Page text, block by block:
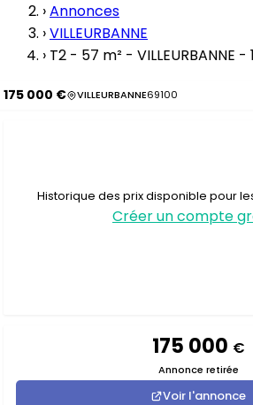
›Annonces
›VILLEURBANNE
› T2 - 57 m² - VILLEURBANNE
175 000 € VILLEURBANNE69100
Historique des prix disponible pour
Créer un compte
175 000 €
Annonce retirée
Voir l'annonce